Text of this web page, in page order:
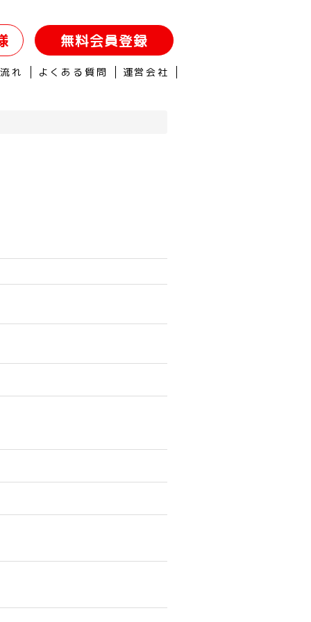
無料会員登録
れ よくある質問 運営会社